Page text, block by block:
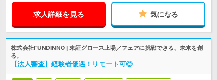
求人詳細を見る 気になる
株式会社FUNDINNO | 東証グロース上場／フェアに挑戦できる、未来を創
る。
【法人審査】経験者優遇！リモート可◎